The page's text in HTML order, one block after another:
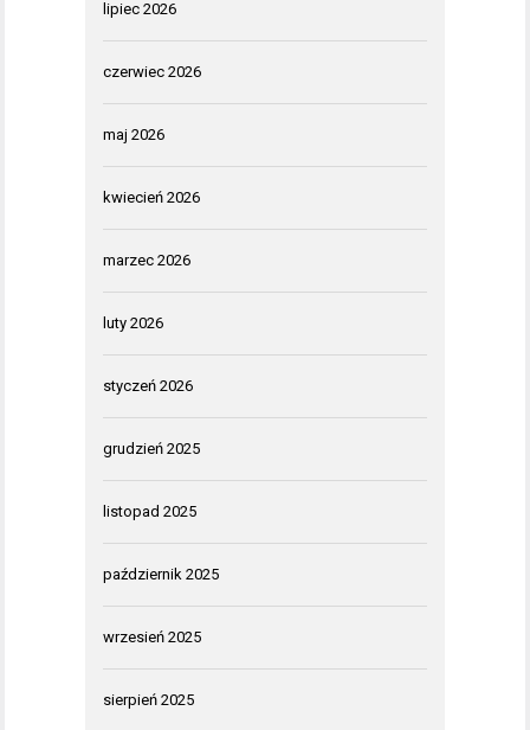
lipiec 2026
czerwiec 2026
maj 2026
kwiecień 2026
marzec 2026
luty 2026
styczeń 2026
grudzień 2025
listopad 2025
październik 2025
wrzesień 2025
sierpień 2025